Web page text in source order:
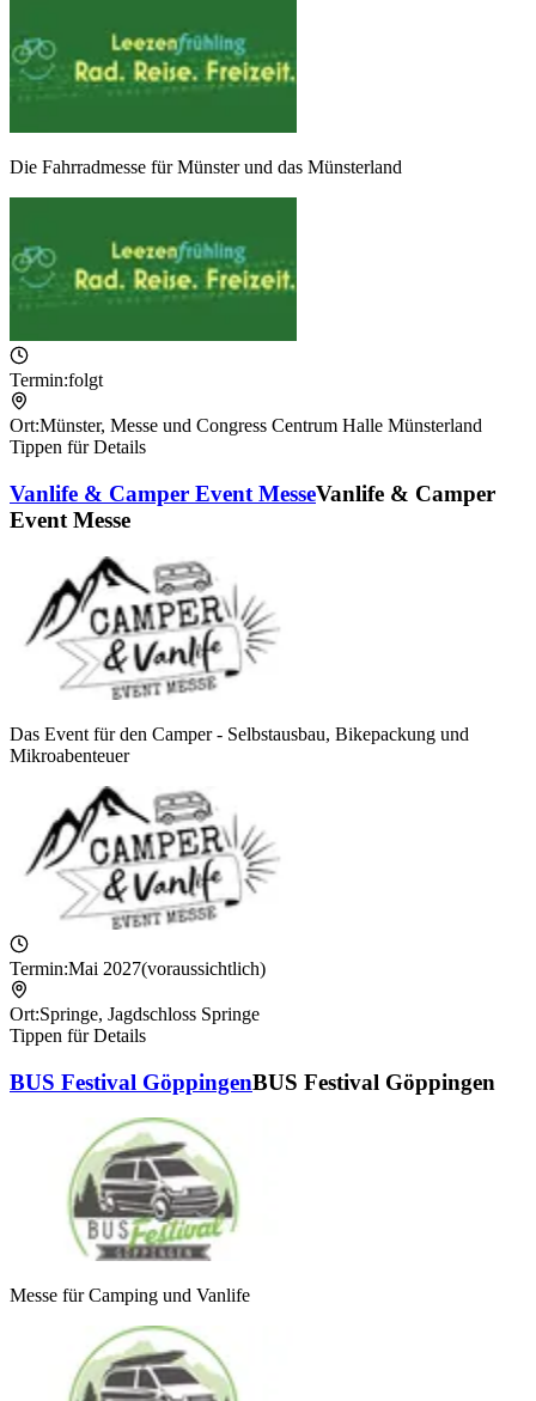
Die Fahrradmesse für Münster und das Münsterland
Termin:folgt
Ort:Münster, Messe und Congress Centrum Halle Münsterland
Tippen für Details
Vanlife & Camper Event MesseVanlife & Camper
Event Messe
Das Event für den Camper - Selbstausbau, Bikepackung und
Mikroabenteuer
Termin:Mai 2027(voraussichtlich)
Ort:Springe, Jagdschloss Springe
Tippen für Details
BUS Festival GöppingenBUS Festival Göppingen
Messe für Camping und Vanlife